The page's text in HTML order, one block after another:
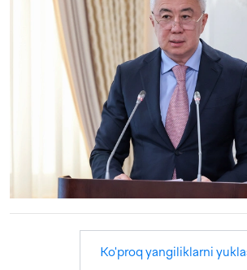
Ko'proq yangiliklarni